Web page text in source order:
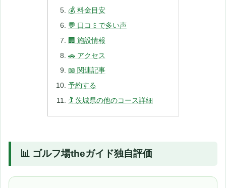
💰 料金目安
💬 口コミで多い声
🏢 施設情報
🚗 アクセス
📖 関連記事
予約する
🏌️ 茨城県の他のコース詳細
📊 ゴルフ場theガイド独自評価